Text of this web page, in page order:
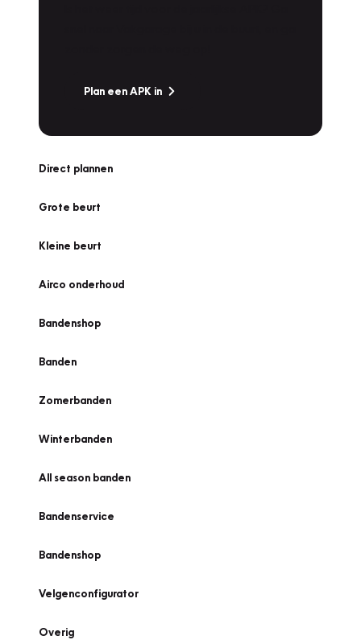
Plan een APK in
Direct plannen
Grote beurt
Kleine beurt
Airco onderhoud
Bandenshop
Banden
Zomerbanden
Winterbanden
All season banden
Bandenservice
Bandenshop
Velgenconfigurator
Overig